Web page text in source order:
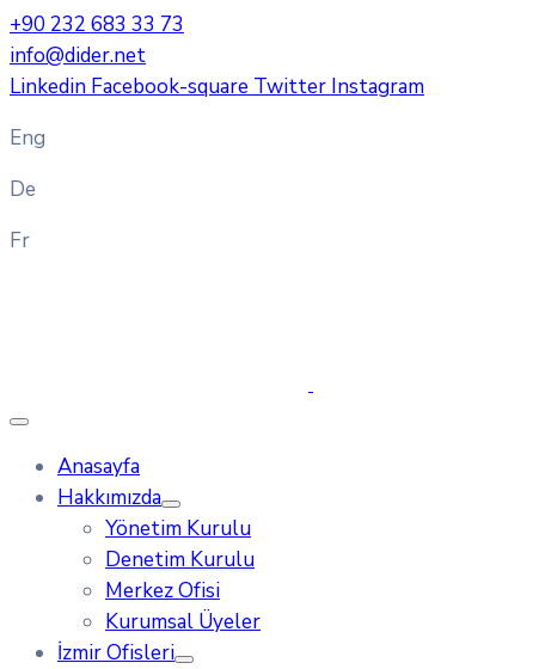
+90 232 683 33 73
info@dider.net
Linkedin Facebook-square Twitter Instagram
Eng
De
Fr
Anasayfa
Hakkımızda
Yönetim Kurulu
Denetim Kurulu
Merkez Ofisi
Kurumsal Üyeler
İzmir Ofisleri